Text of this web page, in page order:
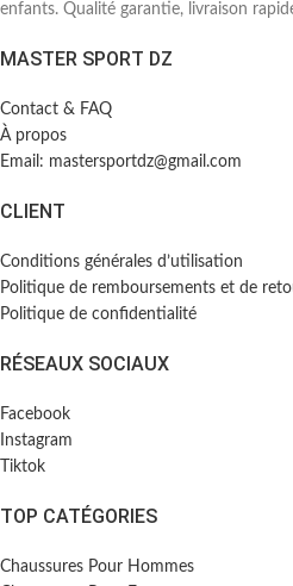
enfants. Qualité garantie, livraison
MASTER SPORT DZ
Contact & FAQ
À propos
Email: mastersportdz@gmail.com
CLIENT
Conditions générales d’utilisation
Politique de remboursements et de
Politique de confidentialité
RÉSEAUX SOCIAUX
Facebook
Instagram
Tiktok
TOP CATÉGORIES
Chaussures Pour Hommes